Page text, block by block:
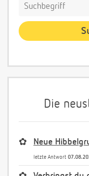
Die
✿ Neue
letzte Antwort